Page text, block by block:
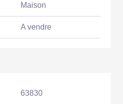
Maison
A vendre
63830